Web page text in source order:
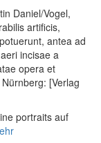
Daniel/Vogel,
artificis,
antea ad
incisae a
opera et
Nürnberg: [Verlag
portraits auf